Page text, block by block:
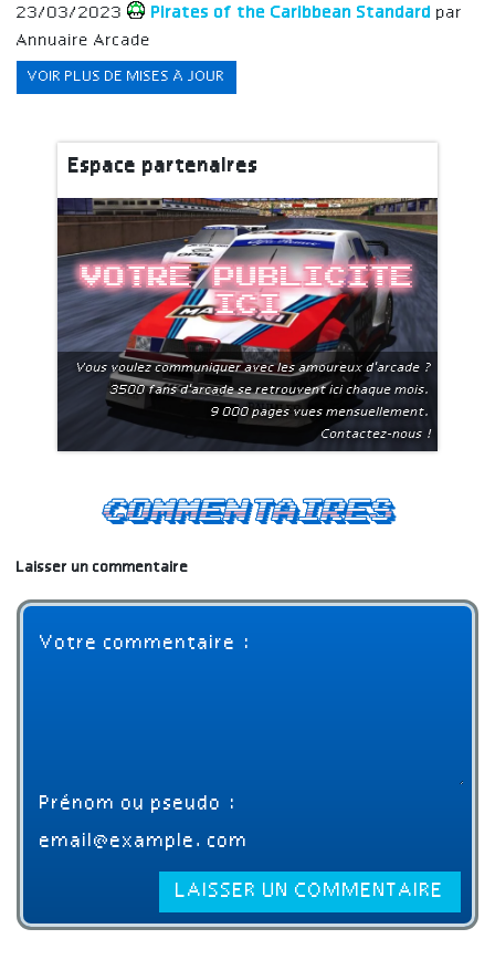
23/03/2023
Pirates of the Caribbean Standard par
Annuaire Arcade
VOIR PLUS DE MISES À JOUR
Espace partenaires
Votre publicite
ici
Vous voulez communiquer avec les amoureux d'arcade ?
3500 fans d'arcade se retrouvent ici chaque mois.
9 000 pages vues mensuellement.
Contactez-nous !
Commentaires
Laisser un commentaire